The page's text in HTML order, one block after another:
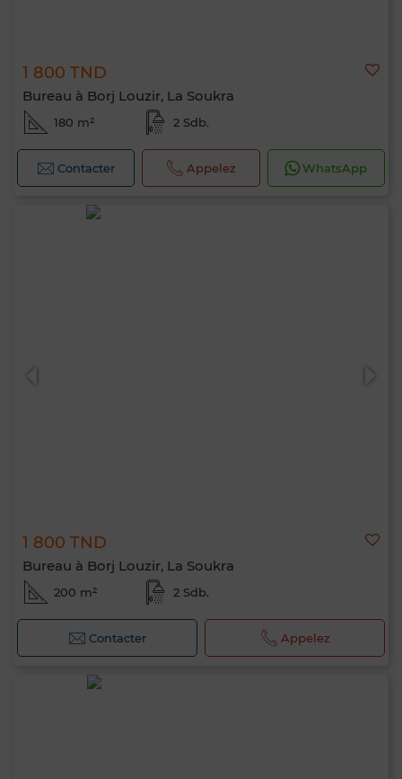
1 800 TND
Bureau à Borj Louzir, La Soukra
180 m² 2 Sdb.
Contacter Appelez WhatsApp
1 800 TND
Bureau à Borj Louzir, La Soukra
200 m² 2 Sdb.
Contacter Appelez